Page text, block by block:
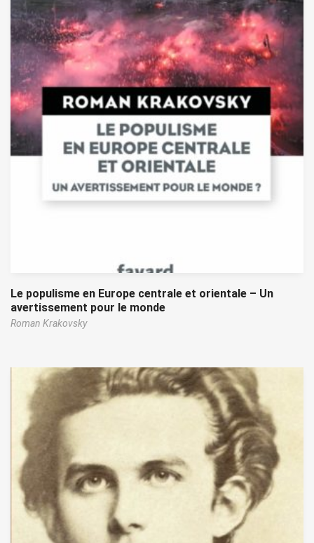
Le populisme en Europe centrale et orientale – Un
avertissement pour le monde
Roman Krakovsky